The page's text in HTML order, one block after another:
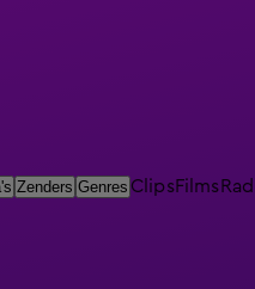
Zenders Genres ClipsFilms